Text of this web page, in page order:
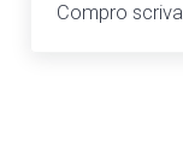
Compro